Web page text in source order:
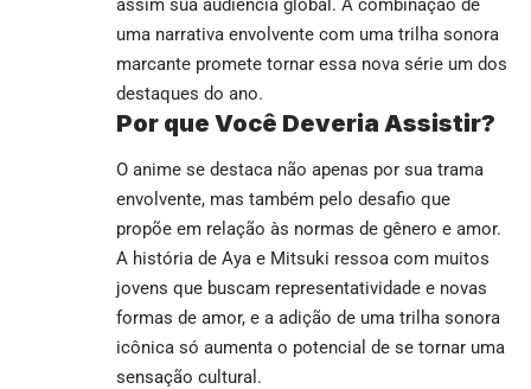
uma narrativa envolvente com uma trilha sonora
marcante promete tornar essa nova série um dos
destaques do ano.
Por que Você Deveria Assistir?
O anime se destaca não apenas por sua trama
envolvente, mas também pelo desafio que
propõe em relação às normas de gênero e amor.
A história de Aya e Mitsuki ressoa com muitos
jovens que buscam representatividade e novas
formas de amor, e a adição de uma trilha sonora
icônica só aumenta o potencial de se tornar uma
sensação cultural.